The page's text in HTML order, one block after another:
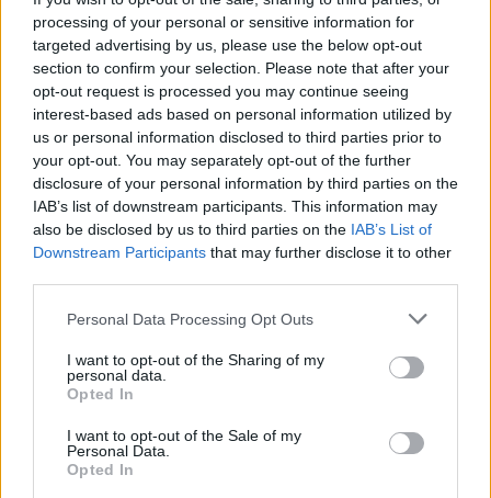
processing of your personal or sensitive information for
targeted advertising by us, please use the below opt-out
section to confirm your selection. Please note that after your
opt-out request is processed you may continue seeing
interest-based ads based on personal information utilized by
us or personal information disclosed to third parties prior to
your opt-out. You may separately opt-out of the further
disclosure of your personal information by third parties on the
IAB’s list of downstream participants. This information may
also be disclosed by us to third parties on the IAB’s List of
Downstream Participants that may further disclose it to other
Personal Data Processing Opt Outs
I want to opt-out of the Sharing of my
personal data.
Opted In
I want to opt-out of the Sale of my
Personal Data.
Opted In
Ακολουθήστε το E-Radio.gr στοGoogle News
και μάθετε πρώτοι
τα πιο hot νέα
Για ακόμη περισσότερανέα , μπείτε στηνροή
ειδήσεωντου E-Daily.gr
Ακολουθήστε το E-Radio.gr και στο Instagram